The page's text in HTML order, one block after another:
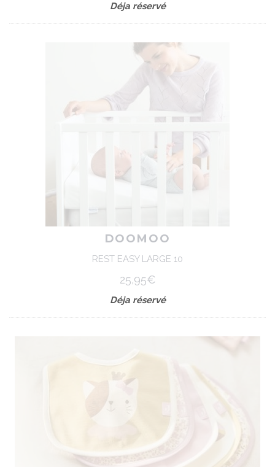
Déja réservé
DOOMOO
REST EASY LARGE 10
25,95€
Déja réservé